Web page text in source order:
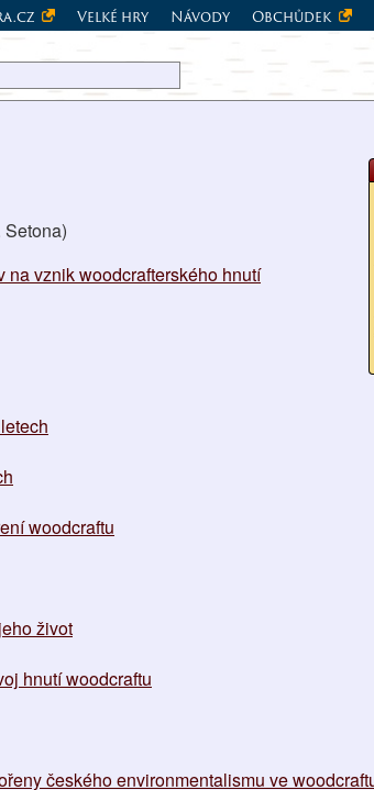
Velké hry Návody Obchůdek
vznik woodcrafterského hnutí
woodcraftu
život
hnutí woodcraftu
českého environmentalismu ve